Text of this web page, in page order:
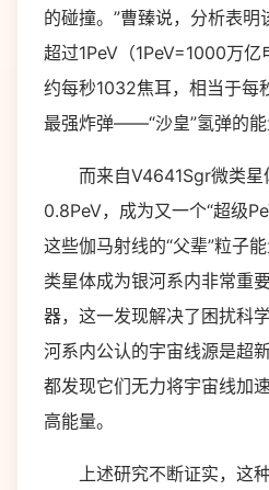
的碰撞。”曹臻说，分析表
超过1PeV（1PeV=1000万
约每秒1032焦耳，相当于每
最强炸弹——“沙皇”氢弹的能
而来自V4641Sgr微类星
0.8PeV，成为又一个“超级
这些伽马射线的“父辈”粒子
类星体成为银河系内非常重
器，这一发现解决了困扰科
河系内公认的宇宙线源是超
都发现它们无力将宇宙线加
高能量。
上述研究不断证实，这种